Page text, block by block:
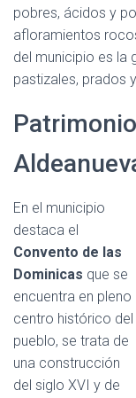
pobres, ácidos y
afloramientos
del municipio es la
pastizales, prados
En el municipio
destaca el
Convento de las
Dominicas que se
encuentra en pleno
centro histórico del
pueblo, se trata de
una construcción
del siglo XVI y de